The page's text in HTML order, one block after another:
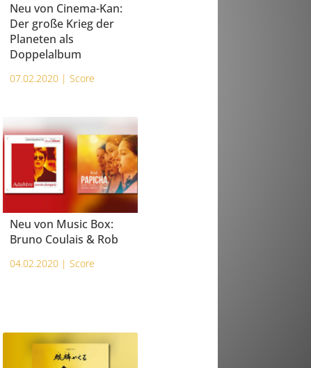
Neu von Cinema-Kan:
Der große Krieg der
Planeten als
Doppelalbum
07.02.2020 | Score
Neu von Music Box:
Bruno Coulais & Rob
04.02.2020 | Score